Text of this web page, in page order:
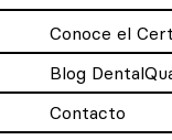
Conoce el
Blog
Contacto